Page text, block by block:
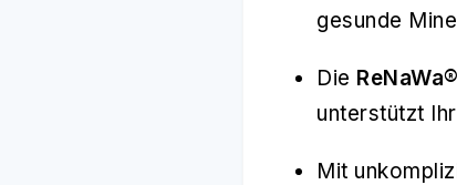
gesunde
Die
unterstützt
Mit